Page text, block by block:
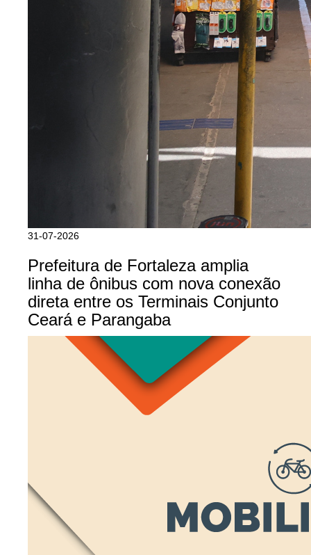
31-07-2026
Prefeitura de Fortaleza amplia
linha de ônibus com nova conexão
direta entre os Terminais Conjunto
Ceará e Parangaba